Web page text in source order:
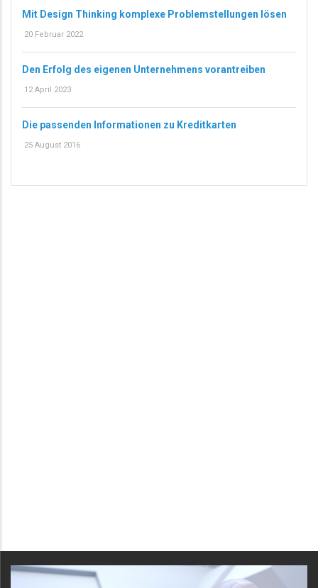
Mit Design Thinking komplexe Problemstellungen lösen
20 Februar 2022
Den Erfolg des eigenen Unternehmens vorantreiben
12 April 2023
Die passenden Informationen zu Kreditkarten
25 August 2016